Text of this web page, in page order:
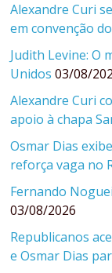
Alexandre Curi
em convenção
Judith Levine: O
Unidos 03/08/
Alexandre Curi
apoio à chapa
Osmar Dias
reforça vaga no
Fernando
03/08/2026
Republicanos
e Osmar Dias